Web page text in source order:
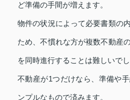
ど準備の手間が増えます。
物件の状況によって必要書類の
ため、不慣れな方が複数不動産
を同時進行することは難しいでし
不動産が1つだけなら、準備や
ンプルなもので済みます。